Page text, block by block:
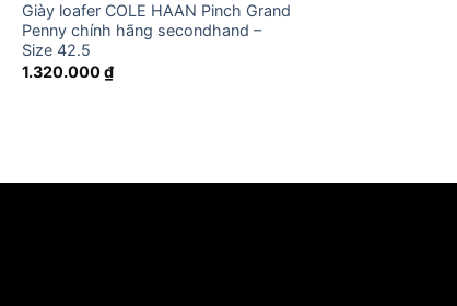
Giày loafer COLE HAAN Pinch Grand
Penny chính hãng secondhand –
Size 42.5
1.320.000₫